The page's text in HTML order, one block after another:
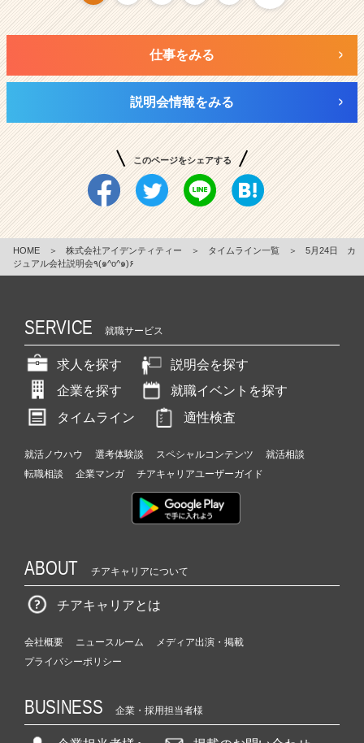
仕事をみる
説明会情報をみる
このページをシェアする
HOME ＞ 株式会社アイデンティティー ＞ タイムライン一覧 ＞
5月24日 カ
ジュアル会社説明会٩(๑^o^๑)۶
SERVICE 就職サービス
求人を探す
説明会を探す
企業を探す
就職イベントを探す
タイムライン
適性検査
就活ノウハウ 選考体験談 スペシャルコンテンツ
就活相談
転職相談
企業マンガ チアキャリアユーザーガイド
ABOUT チアキャリアについて
チアキャリアとは
会社概要 ニュースルーム
メディア出演・掲載
プライバシーポリシー
BUSINESS 企業・採用担当者様